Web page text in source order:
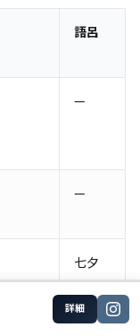
語呂
—
—
七夕
詳細